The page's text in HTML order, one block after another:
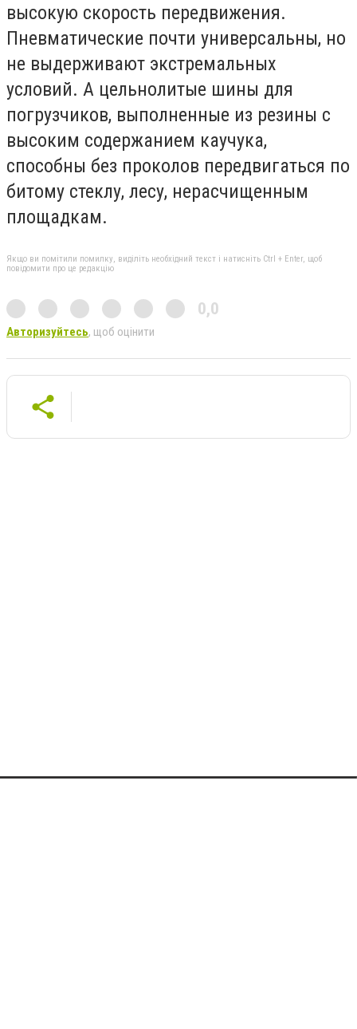
высокую скорость передвижения.
Пневматические почти универсальны, но
не выдерживают экстремальных
условий. А цельнолитые шины для
погрузчиков, выполненные из резины с
высоким содержанием каучука,
способны без проколов передвигаться по
битому стеклу, лесу, нерасчищенным
площадкам.
Якщо ви помітили помилку, виділіть необхідний текст і натисніть Ctrl + Enter, щоб
повідомити про це редакцію
0,0
Авторизуйтесь, щоб оцінити